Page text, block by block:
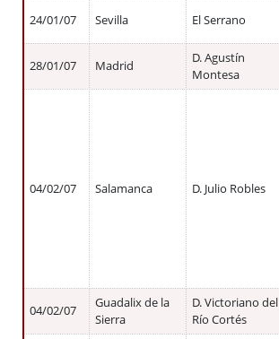
24/01/07 Sevilla El Serrano
28/01/07 Madrid
D. Agustín
Montesa
04/02/07 Salamanca D. Julio Robles
04/02/07
Guadalix de la
Sierra
D. Victoriano del
Río Cortés